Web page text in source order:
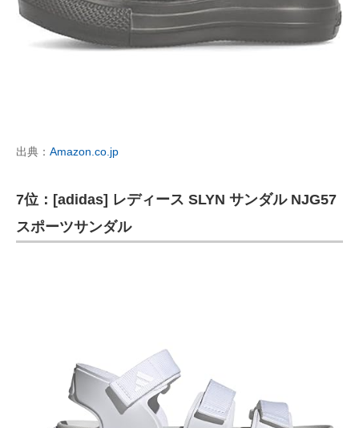
出典： Amazon.co.jp
7位：[adidas] レディース SLYN サンダル NJG57
スポーツサンダル